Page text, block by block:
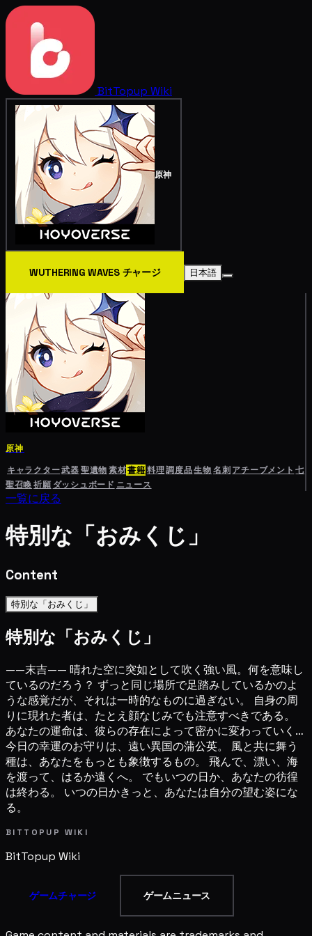
BitTopup Wiki
原神
WUTHERING WAVES チャージ 日本語
原神
キャラクター武器聖遺物素材書籍料理調度品生物名刺 アチーブメント 七
聖召喚祈願 ダッシュボード ニュース
一覧に戻る
特別な「おみくじ」
Content
特別な「おみくじ」
特別な「おみくじ」
——末吉—— 晴れた空に突如として吹く強い風。何を意味し
ているのだろう？ ずっと同じ場所で足踏みしているかのよ
うな感覚だが、それは一時的なものに過ぎない。 自身の周
りに現れた者は、たとえ顔なじみでも注意すべきである。
あなたの運命は、彼らの存在によって密かに変わっていく…
今日の幸運のお守りは、遠い異国の蒲公英。 風と共に舞う
種は、あなたをもっとも象徴するもの。 飛んで、漂い、海
を渡って、はるか遠くへ。 でもいつの日か、あなたの彷徨
は終わる。 いつの日かきっと、あなたは自分の望む姿にな
る。
BITTOPUP WIKI
BitTopup Wiki
ゲームチャージ ゲームニュース